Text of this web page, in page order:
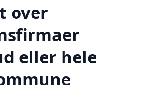
over
eller hele